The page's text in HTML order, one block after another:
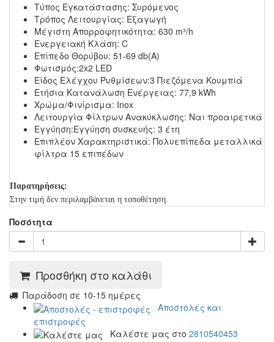
Τύπος Εγκατάστασης: Συρόμενος
Τρόπος Λειτουργίας: Εξαγωγή
Μέγιστη Απορροφητικότητα: 630 m³/h
Ενεργειακή Κλάση: C
Επίπεδο Θορύβου: 51-69 db(A)
Φωτισμός:2x2 LED
Είδος Ελέγχου Ρυθμίσεων:3 Πιεζόμενα Κουμπιά
Ετήσια Κατανάλωση Ενέργειας: 77,9 kWh
Χρώμα/Φινίρισμα: Inox
Λειτουργία Φίλτρων Ανακύκλωσης: Ναι προαιρετικά
Εγγύηση:Εγγύηση συσκευής: 3 έτη
Επιπλέον Χαρακτηριστικά: Πολυεπίπεδα μεταλλικά
φίλτρα 15 επιπέδων
Παρατηρήσεις:
Στην τιμή δεν περιλαμβάνεται η τοποθέτηση.
Ποσότητα
Προσθήκη στο καλάθι
Παράδοση σε 10-15 ημέρες
Αποστολές και
επιστροφές
Καλέστε μας στο 2810540453